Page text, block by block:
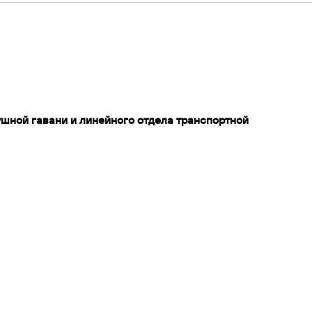
гавани и линейного отдела транспортной